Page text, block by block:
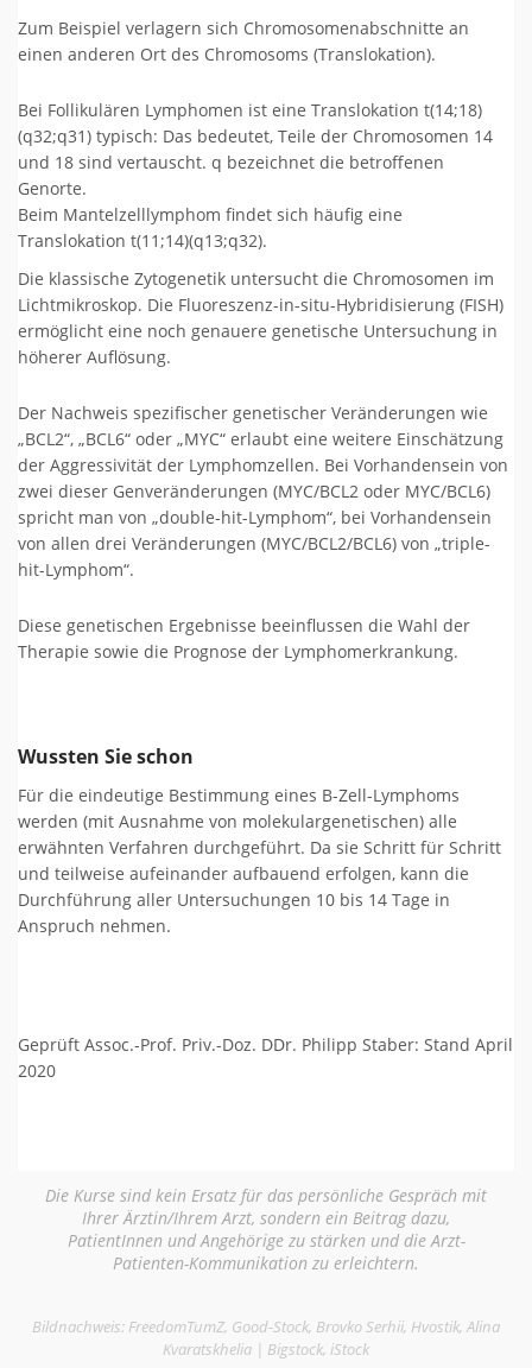
Zum Beispiel verlagern sich Chromosomenabschnitte an
einen anderen Ort des Chromosoms (Translokation).
Bei Follikulären Lymphomen ist eine Translokation t(14;18)
(q32;q31) typisch: Das bedeutet, Teile der Chromosomen 14
und 18 sind vertauscht. q bezeichnet die betroffenen
Genorte.
Beim Mantelzelllymphom findet sich häufig eine
Translokation t(11;14)(q13;q32).
Die klassische Zytogenetik untersucht die Chromosomen im
Lichtmikroskop. Die Fluoreszenz-in-situ-Hybridisierung (FISH)
ermöglicht eine noch genauere genetische Untersuchung in
höherer Auflösung.
Der Nachweis spezifischer genetischer Veränderungen wie
„BCL2“, „BCL6“ oder „MYC“ erlaubt eine weitere Einschätzung
der Aggressivität der Lymphomzellen. Bei Vorhandensein von
zwei dieser Genveränderungen (MYC/BCL2 oder MYC/BCL6)
spricht man von „double-hit-Lymphom“, bei Vorhandensein
von allen drei Veränderungen (MYC/BCL2/BCL6) von „triple-
hit-Lymphom“.
Diese genetischen Ergebnisse beeinflussen die Wahl der
Therapie sowie die Prognose der Lymphomerkrankung.
Wussten Sie schon
Für die eindeutige Bestimmung eines B-Zell-Lymphoms
werden (mit Ausnahme von molekulargenetischen) alle
erwähnten Verfahren durchgeführt. Da sie Schritt für Schritt
und teilweise aufeinander aufbauend erfolgen, kann die
Durchführung aller Untersuchungen 10 bis 14 Tage in
Anspruch nehmen.
Geprüft Assoc.-Prof. Priv.-Doz. DDr. Philipp Staber: Stand April
2020
Die Kurse sind kein Ersatz für das persönliche Gespräch mit
Ihrer Ärztin/Ihrem Arzt, sondern ein Beitrag dazu,
PatientInnen und Angehörige zu stärken und die Arzt-
Patienten-Kommunikation zu erleichtern.
Bildnachweis: FreedomTumZ, Good-Stock, Brovko Serhii, Hvostik, Alina
Kvaratskhelia | Bigstock, iStock